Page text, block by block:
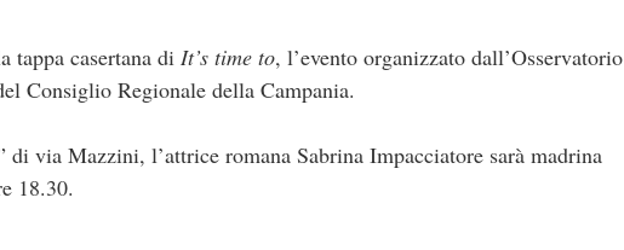
casertana di It’s time to, l’evento organizzato dall’Osservatorio
Consiglio Regionale della Campania.
di via Mazzini, l’attrice romana Sabrina Impacciatore sarà madrina
18.30.